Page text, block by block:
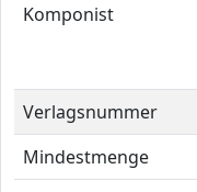
Komponist
Verlagsnummer
Mindestmenge